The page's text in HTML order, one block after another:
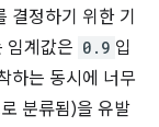
결정하기 위한 기
임계값은 0.9 입
하는 동시에 너무
분류됨)을 유발